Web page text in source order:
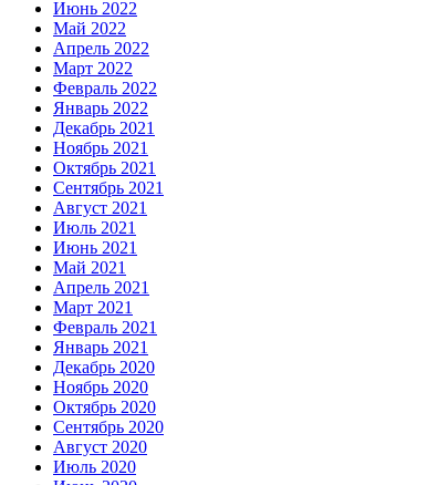
Июнь 2022
Май 2022
Апрель 2022
Март 2022
Февраль 2022
Январь 2022
Декабрь 2021
Ноябрь 2021
Октябрь 2021
Сентябрь 2021
Август 2021
Июль 2021
Июнь 2021
Май 2021
Апрель 2021
Март 2021
Февраль 2021
Январь 2021
Декабрь 2020
Ноябрь 2020
Октябрь 2020
Сентябрь 2020
Август 2020
Июль 2020